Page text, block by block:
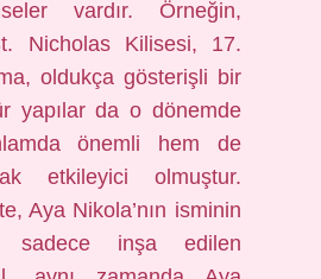
vardır. Örneğin,
Nicholas Kilisesi, 17.
oldukça gösterişli bir
yapılar da o dönemde
önemli hem de
etkileyici olmuştur.
Aya Nikola’nın isminin
sadece inşa edilen